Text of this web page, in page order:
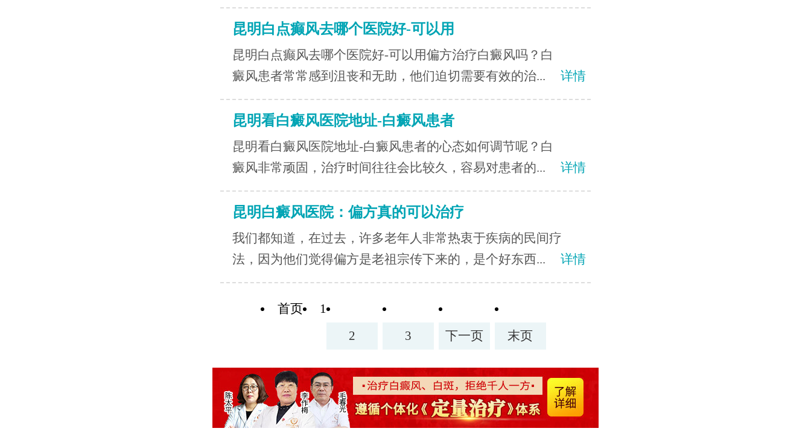
昆明白点癫风去哪个医院好-可以用
昆明白点癫风去哪个医院好-可以用偏方治疗白癜风吗？白
癜风患者常常感到沮丧和无助，他们迫切需要有效的治...
详情
昆明看白癜风医院地址-白癜风患者
昆明看白癜风医院地址-白癜风患者的心态如何调节呢？白
癜风非常顽固，治疗时间往往会比较久，容易对患者的...
详情
昆明白癜风医院：偏方真的可以治疗
我们都知道，在过去，许多老年人非常热衷于疾病的民间疗
法，因为他们觉得偏方是老祖宗传下来的，是个好东西...
详情
首页
1
2
3 下一页 末页